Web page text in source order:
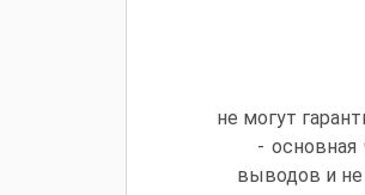
не могут
-
выводов и не